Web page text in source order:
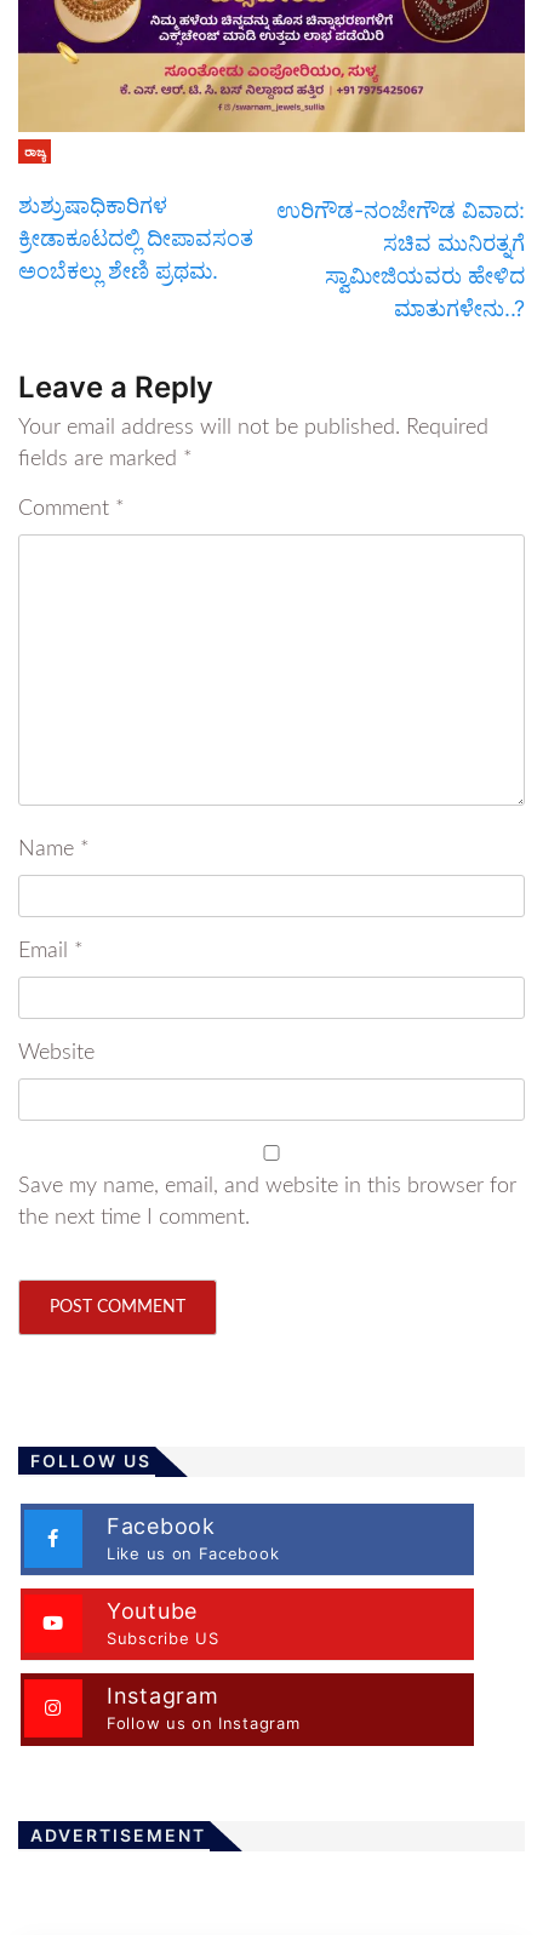
ರಾಜ್ಯ
ಶುಶ್ರುಷಾಧಿಕಾರಿಗಳ
ಕ್ರೀಡಾಕೂಟದಲ್ಲಿ ದೀಪಾವಸಂತ
ಅಂಬೆಕಲ್ಲು ಶೇಣಿ ಪ್ರಥಮ.
ಉರಿಗೌಡ-ನಂಜೇಗೌಡ ವಿವಾದ:
ಸಚಿವ ಮುನಿರತ್ನಗೆ
ಸ್ವಾಮೀಜಿಯವರು ಹೇಳಿದ
ಮಾತುಗಳೇನು..?
Leave a Reply
Your email address will not be published. Required
fields are marked *
Comment *
Name *
Email *
Website
Save my name, email, and website in this browser for
the next time I comment.
FOLLOW US
Facebook
Like us on Facebook
Youtube
Subscribe US
Instagram
Follow us on Instagram
ADVERTISEMENT